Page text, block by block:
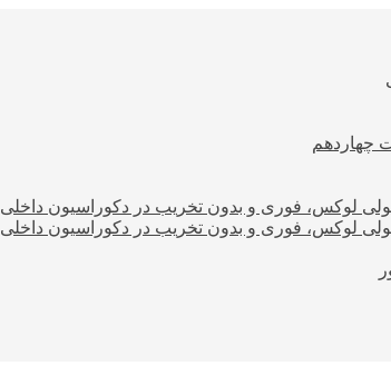
چهاردهم
لوکس، فوری و بدون تخریب در دکوراسیون داخلی
لوکس، فوری و بدون تخریب در دکوراسیون داخلی